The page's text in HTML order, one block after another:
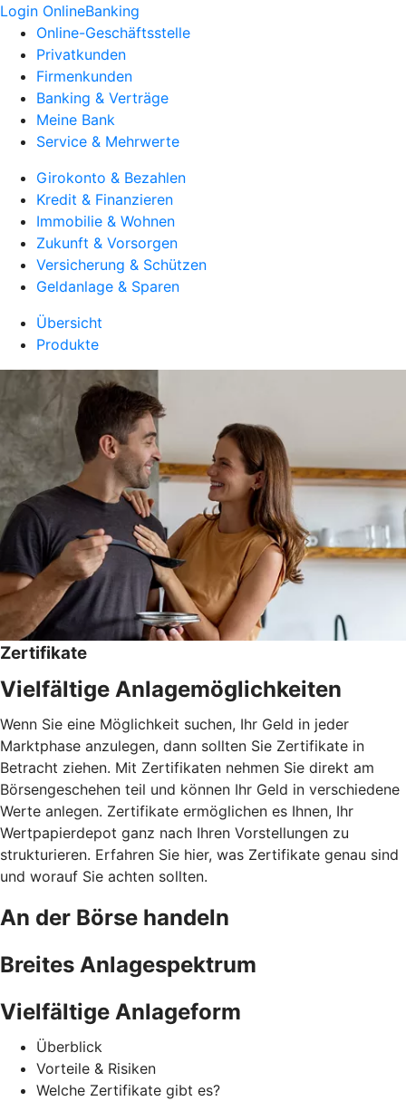
Login OnlineBanking
Online-Geschäftsstelle
Privatkunden
Firmenkunden
Banking & Verträge
Meine Bank
Service & Mehrwerte
Girokonto & Bezahlen
Kredit & Finanzieren
Immobilie & Wohnen
Zukunft & Vorsorgen
Versicherung & Schützen
Geldanlage & Sparen
Übersicht
Produkte
Zertifikate
Vielfältige Anlagemöglichkeiten
Wenn Sie eine Möglichkeit suchen, Ihr Geld in jeder
Marktphase anzulegen, dann sollten Sie Zertifikate in
Betracht ziehen. Mit Zertifikaten nehmen Sie direkt am
Börsengeschehen teil und können Ihr Geld in verschiedene
Werte anlegen. Zertifikate ermöglichen es Ihnen, Ihr
Wertpapierdepot ganz nach Ihren Vorstellungen zu
strukturieren. Erfahren Sie hier, was Zertifikate genau sind
und worauf Sie achten sollten.
An der Börse handeln
Breites Anlagespektrum
Vielfältige Anlageform
Überblick
Vorteile & Risiken
Welche Zertifikate gibt es?